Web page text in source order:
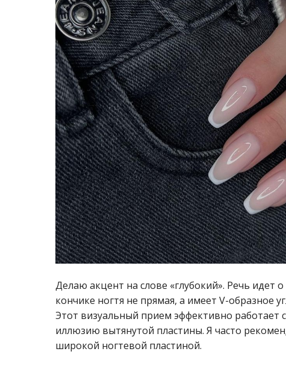
Делаю акцент на слове «глубокий». Речь идет
кончике ногтя не прямая, а имеет V-образное
Этот визуальный прием эффективно работает
иллюзию вытянутой пластины. Я часто
широкой ногтевой пластиной.